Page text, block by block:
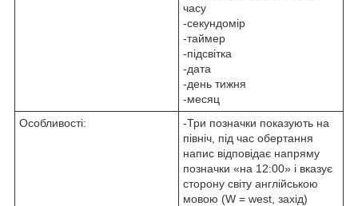
часу
-секундомір
-таймер
-підсвітка
-дата
-день тижня
-месяц
Особливості:
-Три позначки показують на
північ, під час обертання
напис відповідає напряму
позначки «на 12:00» і вказує
сторону світу англійською
мовою (W = west, захід)